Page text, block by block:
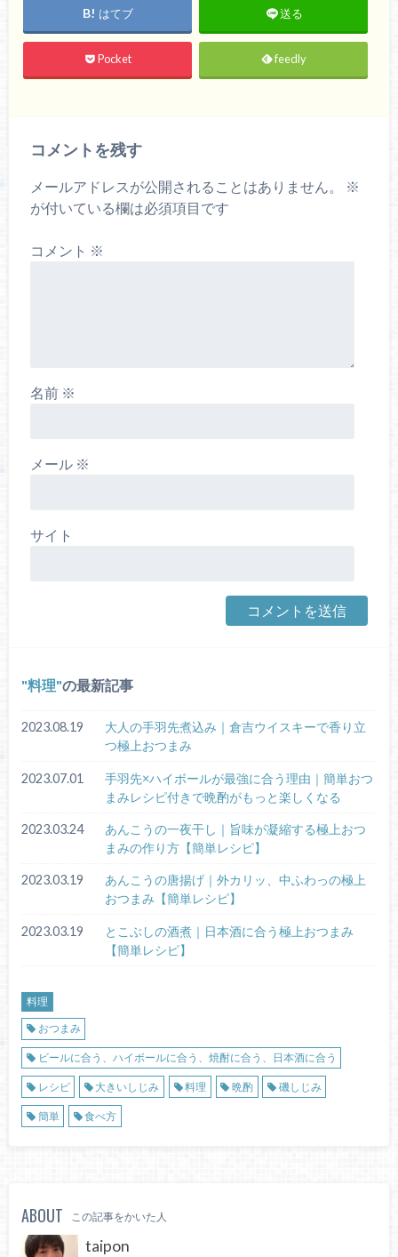
はてブ 送る
Pocket feedly
コメントを残す
メールアドレスが公開されることはありません。
※
が付いている欄は必須項目です
コメント ※
名前 ※
メール ※
サイト
料理 の最新記事
2023.08.19
大人の手羽先煮込み｜倉吉ウイスキーで香り立
つ極上おつまみ
2023.07.01
手羽先×ハイボールが最強に合う理由｜簡単おつ
まみレシピ付きで晩酌がもっと楽しくなる
2023.03.24
あんこうの一夜干し｜旨味が凝縮する極上おつ
まみの作り方【簡単レシピ】
2023.03.19
あんこうの唐揚げ｜外カリッ、中ふわっの極上
おつまみ【簡単レシピ】
2023.03.19
とこぶしの酒煮｜日本酒に合う極上おつまみ
【簡単レシピ】
料理
おつまみ
ビールに合う、ハイボールに合う、焼酎に合う、日本酒に合う
レシピ 大きいしじみ 料理 晩酌 磯しじみ
簡単 食べ方
ABOUT この記事をかいた人
taipon